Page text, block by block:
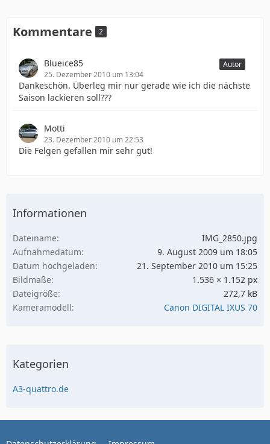
Kommentare 2
Blueice85
25. Dezember 2010 um 13:04
Autor
Dankeschön. Überleg mir nur gerade wie ich die nächste
Saison lackieren soll???
Motti
23. Dezember 2010 um 22:53
Die Felgen gefallen mir sehr gut!
Informationen
Dateiname
IMG_2850.jpg
Aufnahmedatum
9. August 2009 um 18:05
Datum hochgeladen
21. September 2010 um 15:25
Bildmaße
1.536 × 1.152 px
Dateigröße
272,7 kB
Kameramodell
Canon DIGITAL IXUS 70
Kategorien
A3-quattro.de